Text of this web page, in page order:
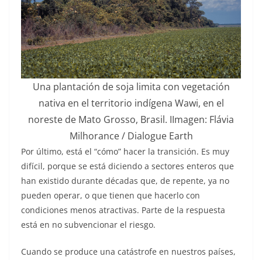
Una plantación de soja limita con vegetación
nativa en el territorio indígena Wawi, en el
noreste de Mato Grosso, Brasil. IImagen: Flávia
Milhorance / Dialogue Earth
Por último, está el “cómo” hacer la transición. Es muy
difícil, porque se está diciendo a sectores enteros que
han existido durante décadas que, de repente, ya no
pueden operar, o que tienen que hacerlo con
condiciones menos atractivas. Parte de la respuesta
está en no subvencionar el riesgo.
Cuando se produce una catástrofe en nuestros países,